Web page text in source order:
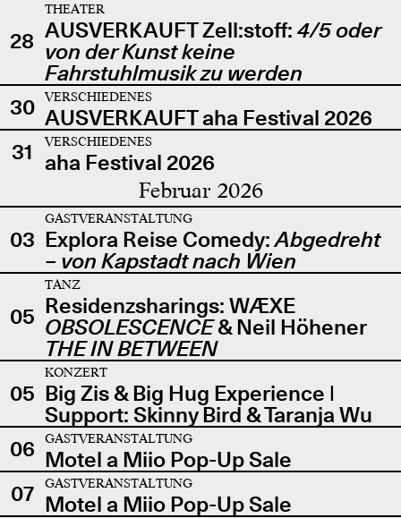
28
THEATER
AUSVERKAUFT Zell:stoff: 4/5 oder
von der Kunst keine
Fahrstuhlmusik zu werden
30
VERSCHIEDENES
AUSVERKAUFT aha Festival 2026
31
VERSCHIEDENES
aha Festival 2026
Februar 2026
03
GASTVERANSTALTUNG
Explora Reise Comedy:Abgedreht
– von Kapstadt nach Wien
05
TANZ
Residenzsharings: WÆXE
OBSOLESCENCE& Neil Höhener
THE IN BETWEEN
05
KONZERT
Big Zis & Big Hug Experience |
Support: Skinny Bird & Taranja Wu
06
GASTVERANSTALTUNG
Motel a Miio Pop-Up Sale
07
GASTVERANSTALTUNG
Motel a Miio Pop-Up Sale